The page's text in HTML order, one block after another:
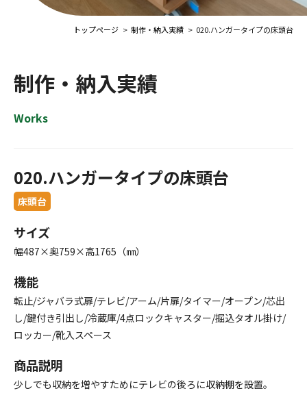
制作・納入実績
Works
020.ハンガータイプの床頭台
床頭台
サイズ
幅487×奥759×高1765（㎜）
機能
転止/ジャバラ式扉/テレビ/アーム/片扉/タイマー/オープン/芯出
し/鍵付き引出し/冷蔵庫/4点ロックキャスター/掘込タオル掛け/
ロッカー/靴入スペース
商品説明
少しでも収納を増やすためにテレビの後ろに収納棚を設置。
トップページ 制作・納入実績 020.ハンガータイプの床頭台